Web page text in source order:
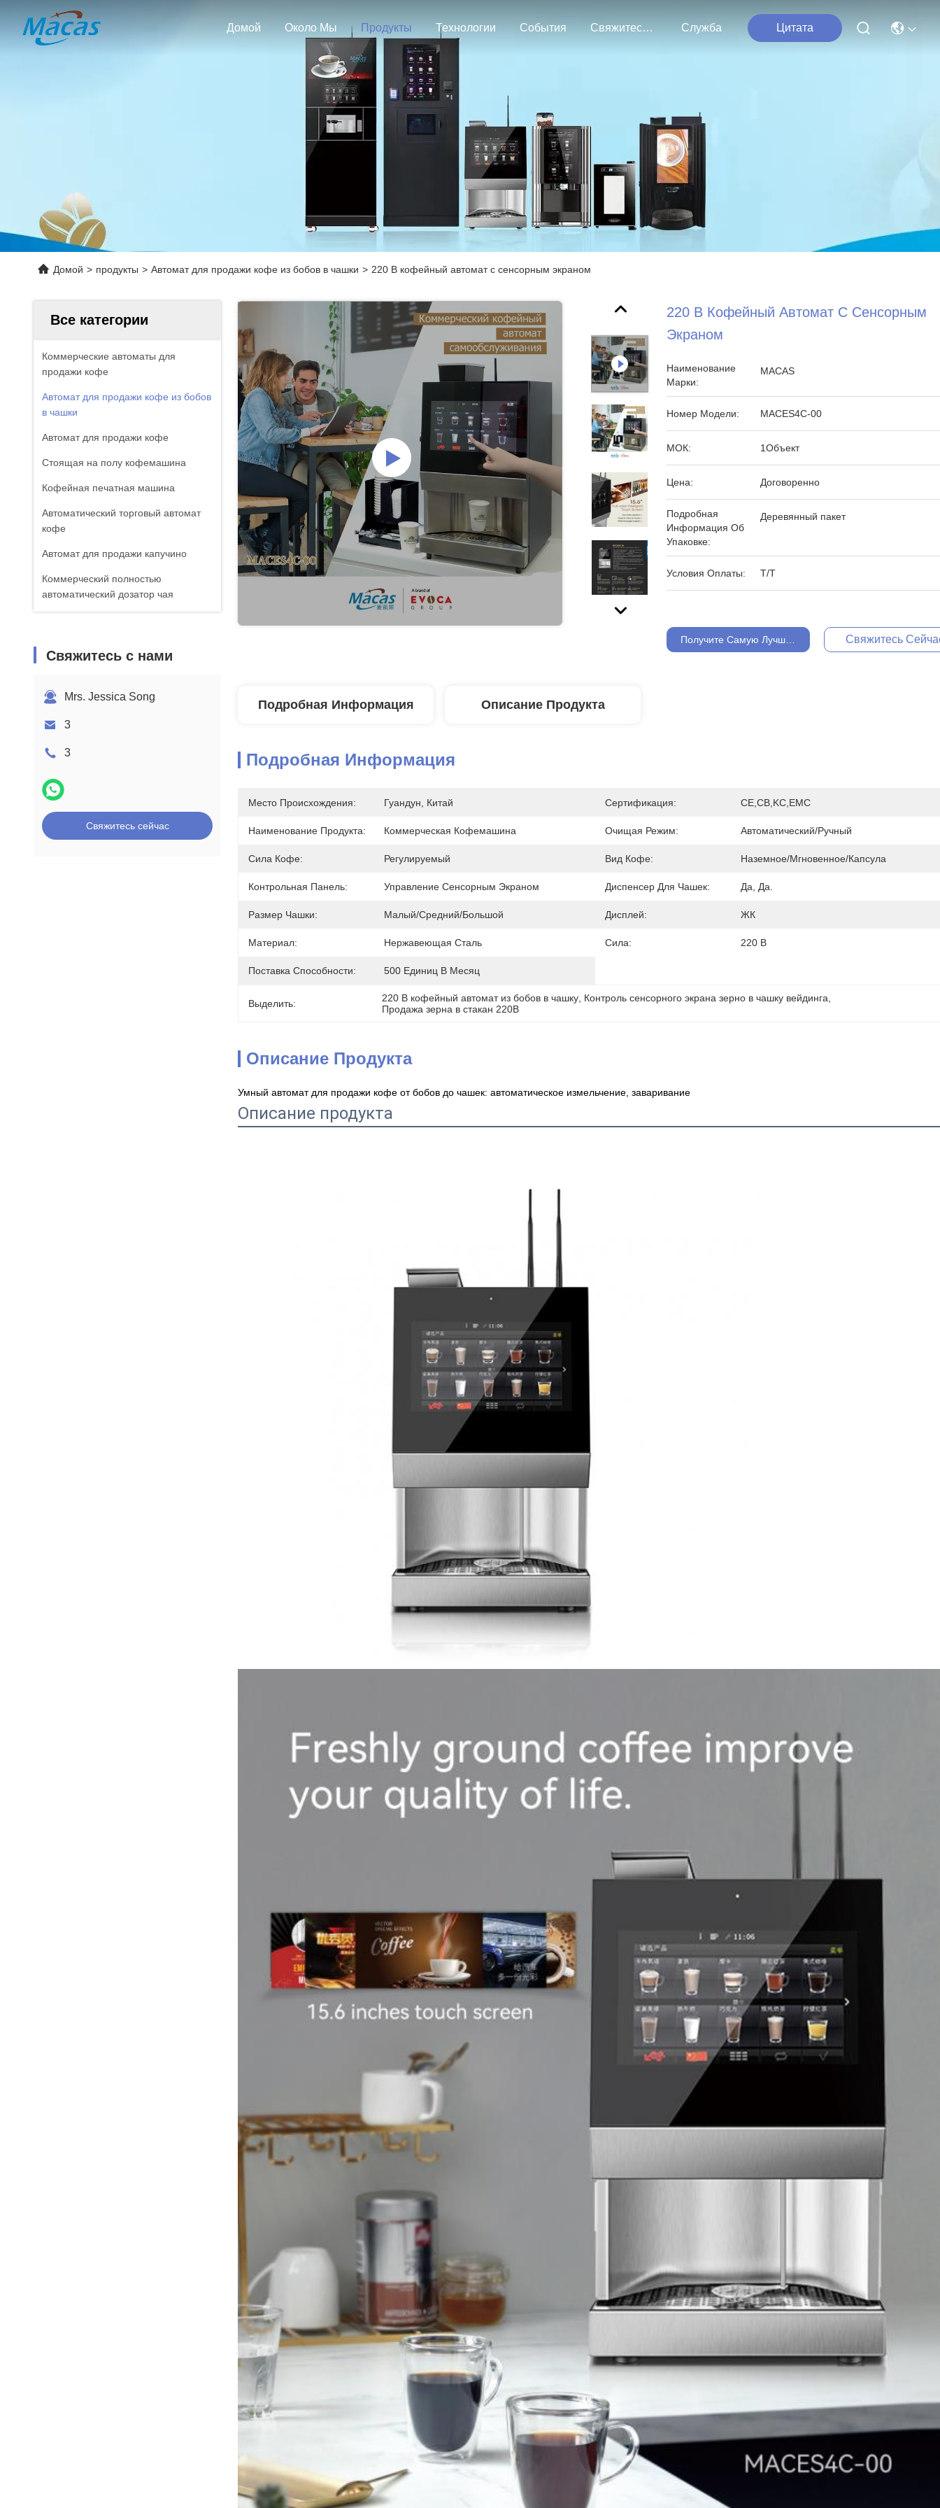
Домой Около Мы Продукты Технологии События Свяжитесь С Нами Служба Цитата
Домой > продукты > Автомат для продажи кофе из бобов в чашки > 220 В кофейный автомат с сенсорным экраном
Все категории
Коммерческие автоматы для
продажи кофе
Автомат для продажи кофе из бобов
в чашки
Автомат для продажи кофе
Стоящая на полу кофемашина
Кофейная печатная машина
Автоматический торговый автомат
кофе
Автомат для продажи капучино
Коммерческий полностью
автоматический дозатор чая
Свяжитесь с нами
Mrs. Jessica Song
3
3
Свяжитесь сейчас
220 В Кофейный Автомат С Сенсорным
Экраном
Наименование
Марки:
MACAS
Номер Модели: MACES4C-00
МОК: 1Объект
Цена: Договоренно
Подробная
Информация Об
Упаковке:
Деревянный пакет
Условия Оплаты: T/T
Получите Самую Лучшую Цену Свяжитесь
Подробная Информация Описание Продукта
Подробная Информация
Место Происхождения: Гуандун, Китай Сертификация: CE,CB,KC,EMC
Наименование Продукта: Коммерческая Кофемашина Очищая Режим: Автоматический/ручный
Сила Кофе: Регулируемый Вид Кофе: Наземное/Мгновенное/Капсула
Контрольная Панель: Управление Сенсорным Экраном Диспенсер Для Чашек: Да, Да.
Размер Чашки: Малый/средний/большой Дисплей: ЖК
Материал: Нержавеющая Сталь Сила: 220 В
Поставка Способности: 500 Единиц В Месяц
Выделить: 220 В кофейный автомат из бобов в чашку, Контроль сенсорного экрана зерно в чашку вейдинга
Продажа зерна в стакан 220В
Описание Продукта
Умный автомат для продажи кофе от бобов до чашек: автоматическое измельчение, заваривание
Описание продукта